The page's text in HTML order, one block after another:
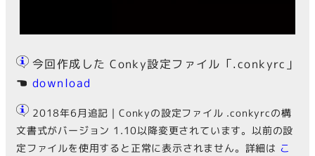
今回作成した Conky設定ファイル「.conkyrc」
☚ download
2018年6月追記｜Conkyの設定ファイル .conkyrcの構
文書式がバージョン 1.10以降変更されています。以前の設
定ファイルを使用すると正常に表示されません。詳細は こ